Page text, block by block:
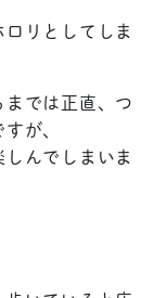
リとしてしま
では正直、つ
が、
んでしまいま